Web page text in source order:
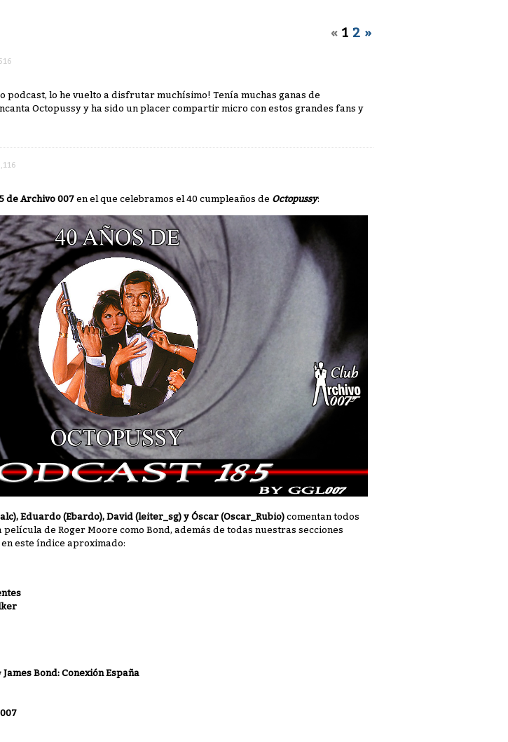
« 1 2 »
podcast, lo he vuelto a disfrutar muchísimo! Tenía muchas ganas de
Octopussy y ha sido un placer compartir micro con estos grandes fans y
de Archivo 007 en el que celebramos el 40 cumpleaños de Octopussy:
Eduardo (Ebardo), David (leiter_sg) y Óscar (Oscar_Rubio) comentan todos
de Roger Moore como Bond, además de todas nuestras secciones
este índice aproximado:
Bond: Conexión España